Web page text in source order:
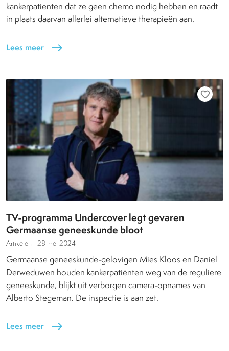
kankerpatienten dat ze geen chemo nodig hebben en raadt
in plaats daarvan allerlei alternatieve therapieën aan.
Lees meer east
favorite_border
TV-programma Undercover legt gevaren
Germaanse geneeskunde bloot
Artikelen - 28 mei 2024
Germaanse geneeskunde-gelovigen Mies Kloos en Daniel
Derweduwen houden kankerpatiënten weg van de reguliere
geneeskunde, blijkt uit verborgen camera-opnames van
Alberto Stegeman. De inspectie is aan zet.
Lees meer east